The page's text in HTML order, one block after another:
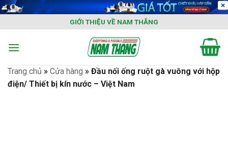
Skip
content
GIỚI THIỆU VỀ NAM THẮNG
Trang chủ » Cửa hàng » Đầu nối ống ruột gà vuông với hộp
điện/ Thiết bị kín nước – Việt Nam